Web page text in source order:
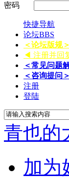
密码
快捷导航
论坛BBS
＜论坛版规＞
◀ 注册并回
＜常见问题
＜咨询提问＞
注册
登陆
青也的
加为